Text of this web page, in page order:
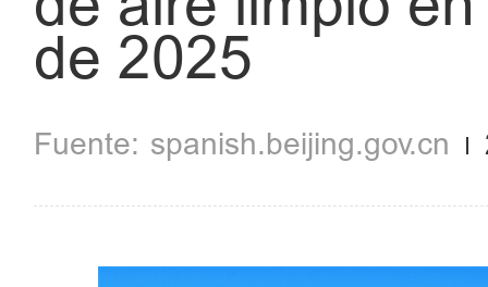
de 2025
spanish.beijing.gov.cn